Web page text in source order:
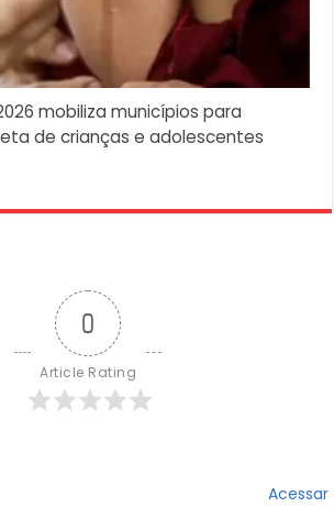
mobiliza municípios para
de crianças e adolescentes
0
Article Rating
Acessar